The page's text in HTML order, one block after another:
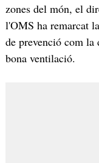
zones del món, el
l'OMS ha remarcat
de prevenció com la
bona ventilació.